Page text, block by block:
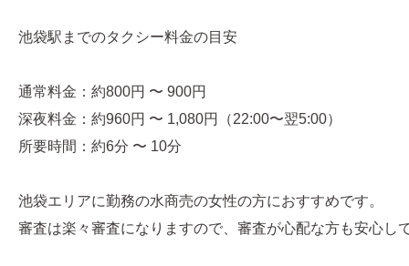
池袋駅までのタクシー料金の目安
通常料金：約800円 〜 900円
深夜料金：約960円 〜 1,080円（22:00〜翌5:00）
所要時間：約6分 〜 10分
池袋エリアに勤務の水商売の女性の方におすすめです。
審査は楽々審査になりますので、審査が心配な方も安心し